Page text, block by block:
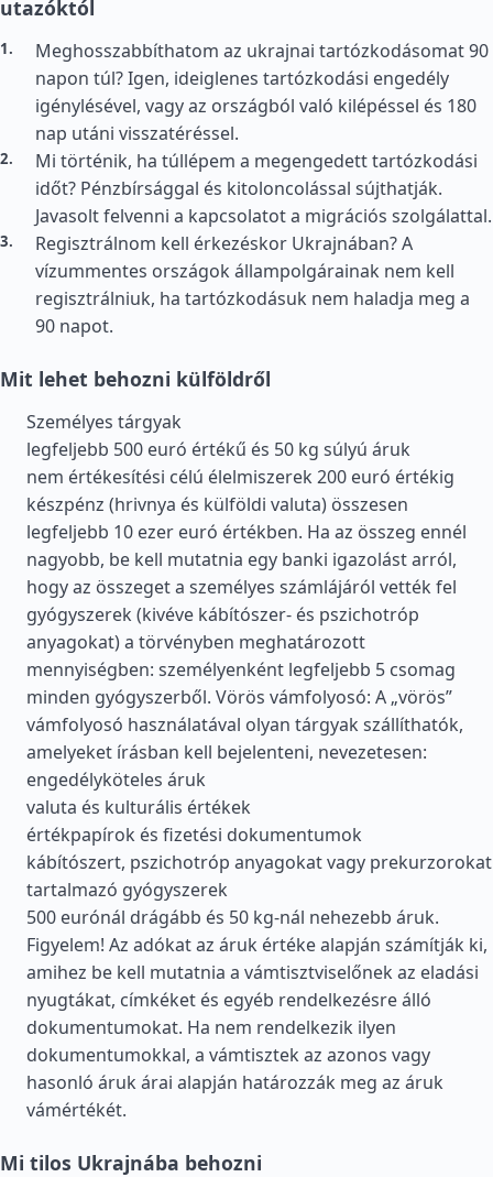
utazóktól
Meghosszabbíthatom az ukrajnai tartózkodásomat 90
napon túl? Igen, ideiglenes tartózkodási engedély
igénylésével, vagy az országból való kilépéssel és 180
nap utáni visszatéréssel.
Mi történik, ha túllépem a megengedett tartózkodási
időt? Pénzbírsággal és kitoloncolással sújthatják.
Javasolt felvenni a kapcsolatot a migrációs szolgálattal.
Regisztrálnom kell érkezéskor Ukrajnában? A
vízummentes országok állampolgárainak nem kell
regisztrálniuk, ha tartózkodásuk nem haladja meg a
90 napot.
Mit lehet behozni külföldről
Személyes tárgyak
legfeljebb 500 euró értékű és 50 kg súlyú áruk
nem értékesítési célú élelmiszerek 200 euró értékig
készpénz (hrivnya és külföldi valuta) összesen
legfeljebb 10 ezer euró értékben. Ha az összeg ennél
nagyobb, be kell mutatnia egy banki igazolást arról,
hogy az összeget a személyes számlájáról vették fel
gyógyszerek (kivéve kábítószer- és pszichotróp
anyagokat) a törvényben meghatározott
mennyiségben: személyenként legfeljebb 5 csomag
minden gyógyszerből. Vörös vámfolyosó: A „vörös”
vámfolyosó használatával olyan tárgyak szállíthatók,
amelyeket írásban kell bejelenteni, nevezetesen:
engedélyköteles áruk
valuta és kulturális értékek
értékpapírok és fizetési dokumentumok
kábítószert, pszichotróp anyagokat vagy prekurzorokat
tartalmazó gyógyszerek
500 eurónál drágább és 50 kg-nál nehezebb áruk.
Figyelem! Az adókat az áruk értéke alapján számítják ki,
amihez be kell mutatnia a vámtisztviselőnek az eladási
nyugtákat, címkéket és egyéb rendelkezésre álló
dokumentumokat. Ha nem rendelkezik ilyen
dokumentumokkal, a vámtisztek az azonos vagy
hasonló áruk árai alapján határozzák meg az áruk
vámértékét.
Mi tilos Ukrajnába behozni